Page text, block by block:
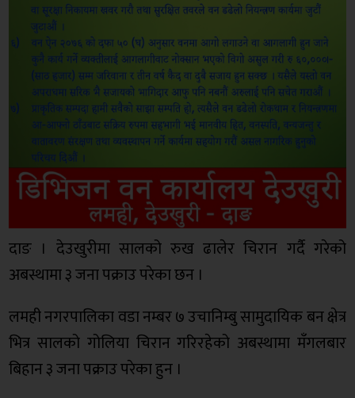
दाङ । देउखुरीमा सालको रुख ढालेर चिरान गर्दै गरेको
अबस्थामा ३ जना पक्राउ परेका छन ।
लमही नगरपालिका वडा नम्बर ७ उचानिम्बु सामुदायिक बन क्षेत्र
भित्र सालको गोलिया चिरान गरिरहेको अबस्थामा मँगलबार
बिहान ३ जना पक्राउ परेका हुन ।